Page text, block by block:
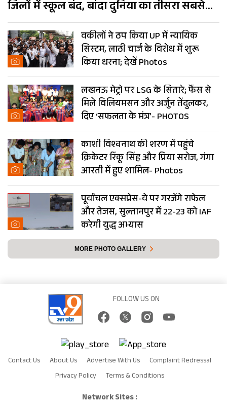
जिलों में स्कूल बंद, बांदा दुनिया का तीसरा सबसे
गर्म शहर
वकीलों ने ठप किया UP में न्यायिक
सिस्टम, लाठी चार्ज के विरोध में शुरू
किया धरना; देखें Photos
लखनऊ मेट्रो पर LSG के सितारे; फैंस से
मिले विलियमसन और अर्जुन तेंदुलकर,
दिए ‘सफलता के मंत्र’- PHOTOS
काशी विश्वनाथ की शरण में पहुंचे
क्रिकेटर रिंकू सिंह और प्रिया सरोज, गंगा
आरती में हुए शामिल- Photos
पूर्वांचल एक्सप्रेस-वे पर गरजेंगे राफेल
और तेजस, सुल्तानपुर में 22-23 को IAF
करेगी युद्ध अभ्यास
MORE PHOTO GALLERY
FOLLOW US ON
Contact Us About Us Advertise With Us
Complaint Redressal
Privacy Policy
Terms & Conditions
Network Sites :